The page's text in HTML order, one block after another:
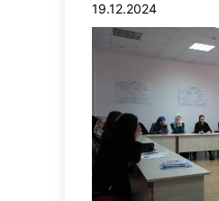
19.12.2024